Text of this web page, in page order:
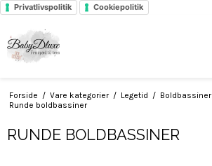
Privatlivspolitik Cookiepolitik
Forside / Vare kategorier / Legetid / Boldbassiner
Runde boldbassiner
RUNDE BOLDBASSINER